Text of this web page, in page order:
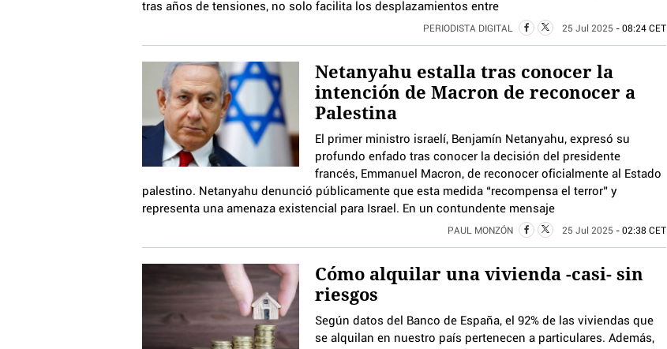
tras años de tensiones, no solo facilita los desplazamientos entre
PERIODISTA DIGITAL 25 Jul 2025 - 08:24 CET
Netanyahu estalla tras conocer la
intención de Macron de reconocer a
Palestina
El primer ministro israelí, Benjamín Netanyahu, expresó su
profundo enfado tras conocer la decisión del presidente
francés, Emmanuel Macron, de reconocer oficialmente al Estado
palestino. Netanyahu denunció públicamente que esta medida “recompensa el terror” y
representa una amenaza existencial para Israel. En un contundente mensaje
PAUL MONZÓN 25 Jul 2025 - 02:38 CET
Cómo alquilar una vivienda -casi- sin
riesgos
Según datos del Banco de España, el 92% de las viviendas que
se alquilan en nuestro país pertenecen a particulares. Además,